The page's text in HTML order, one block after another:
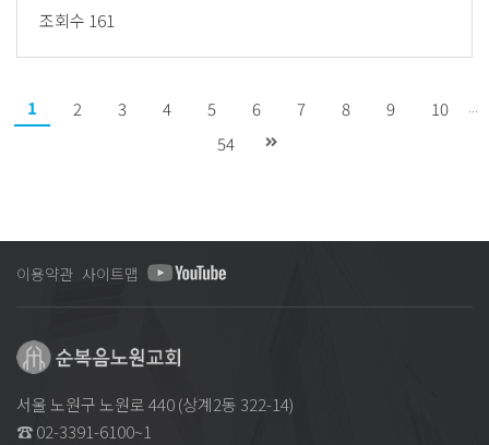
조회수 161
1 2 3 4 5 6 7 8 9 10 ...
54
이용약관 사이트맵
서울 노원구 노원로 440 (상계2동 322-14)
☎ 02-3391-6100~1